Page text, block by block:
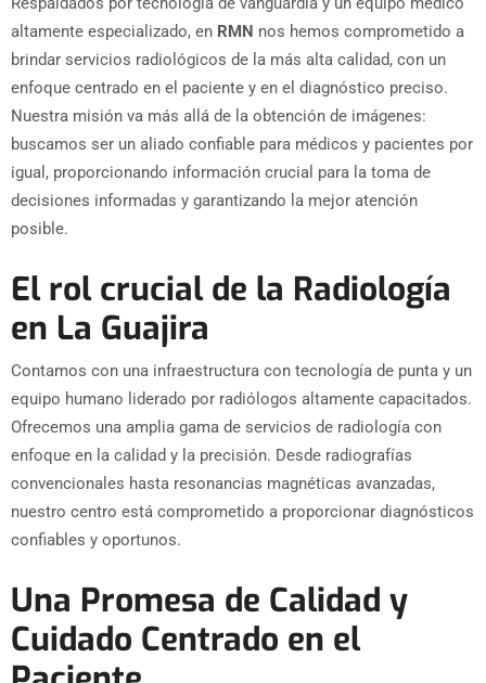
altamente especializado, en RMN nos hemos comprometido a
brindar servicios radiológicos de la más alta calidad, con un
enfoque centrado en el paciente y en el diagnóstico preciso.
Nuestra misión va más allá de la obtención de imágenes:
buscamos ser un aliado confiable para médicos y pacientes por
igual, proporcionando información crucial para la toma de
decisiones informadas y garantizando la mejor atención
posible.
El rol crucial de la Radiología
en La Guajira
Contamos con una infraestructura con tecnología de punta y un
equipo humano liderado por radiólogos altamente capacitados.
Ofrecemos una amplia gama de servicios de radiología con
enfoque en la calidad y la precisión. Desde radiografías
convencionales hasta resonancias magnéticas avanzadas,
nuestro centro está comprometido a proporcionar diagnósticos
confiables y oportunos.
Una Promesa de Calidad y
Cuidado Centrado en el